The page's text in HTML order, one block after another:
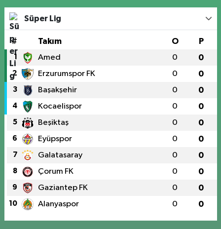
Süper Lig
# Takım O P
1 Amed 0 0
2 Erzurumspor FK 0 0
3 Başakşehir 0 0
4 Kocaelispor 0 0
5 Beşiktaş 0 0
6 Eyüpspor 0 0
7 Galatasaray 0 0
8 Çorum FK 0 0
9 Gaziantep FK 0 0
10 Alanyaspor 0 0